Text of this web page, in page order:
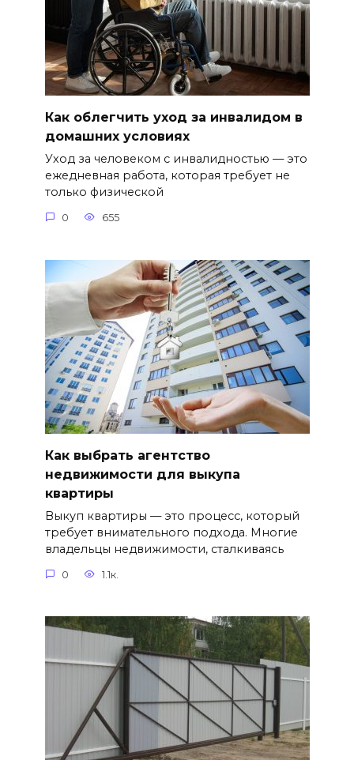
Как облегчить уход за инвалидом в
домашних условиях
Уход за человеком с инвалидностью — это
ежедневная работа, которая требует не
только физической
0 655
Как выбрать агентство
недвижимости для выкупа
квартиры
Выкуп квартиры — это процесс, который
требует внимательного подхода. Многие
владельцы недвижимости, сталкиваясь
0 1.1к.